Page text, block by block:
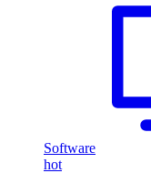
Software
hot